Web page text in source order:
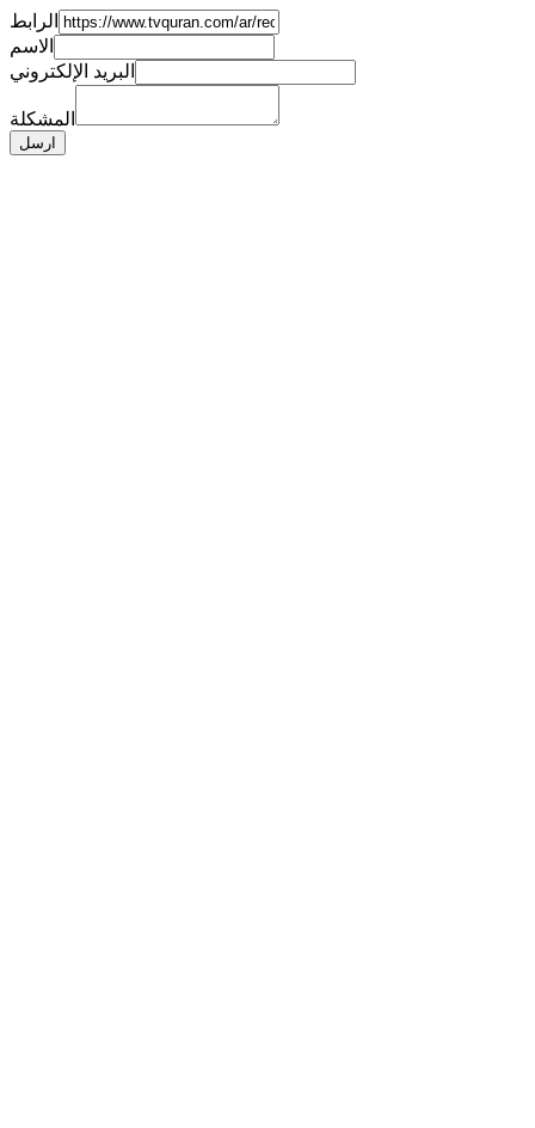
الرابط
الاسم
البريد الإلكتروني
المشكلة
ارسل